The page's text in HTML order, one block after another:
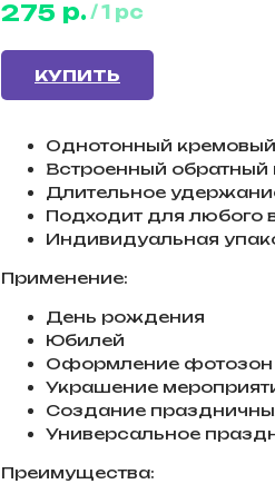
275 р./1 pc
КУПИТЬ
Однотонный кремовый
Встроенный обратный
Длительное
Подходит для любого
Индивидуальная
Применение:
День рождения
Юбилей
Оформление фотозон
Украшение
Создание
Универсальное
Преимущества: